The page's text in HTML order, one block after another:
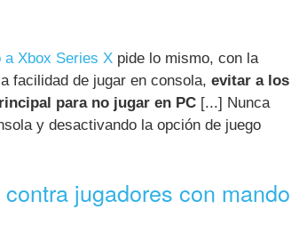
a Xbox Series X pide lo mismo, con la
facilidad de jugar en consola, evitar a los
para no jugar en PC [...] Nunca
y desactivando la opción de juego
jugadores con mando